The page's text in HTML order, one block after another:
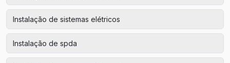
Instalação de sistemas elétricos
Instalação de spda